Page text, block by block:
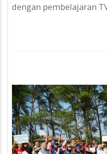
dengan pembelajaran